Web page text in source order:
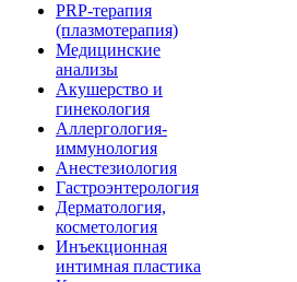
PRP-терапия
(плазмотерапия)
Медицинские
анализы
Акушерство и
гинекология
Аллергология-
иммунология
Анестезиология
Гастроэнтерология
Дерматология,
косметология
Инъекционная
интимная пластика